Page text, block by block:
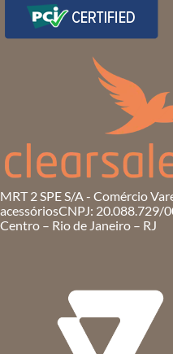
MRT 2 SPE S/A - Comércio
acessóriosCNPJ: 20.088.729/
Centro – Rio de Janeiro – RJ